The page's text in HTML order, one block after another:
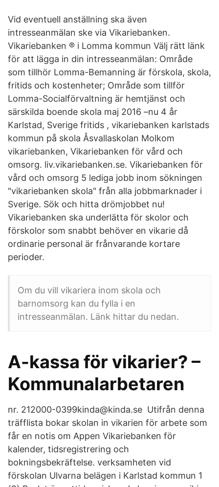
Vid eventuell anställning ska även
intresseanmälan ske via Vikariebanken.
Vikariebanken ® i Lomma kommun Välj rätt länk
för att lägga in din intresseanmälan: Område
som tillhör Lomma-Bemanning är förskola, skola,
fritids och kostenheter; Område som tillför
Lomma-Socialförvaltning är hemtjänst och
särskilda boende skola maj 2016 –nu 4 år
Karlstad, Sverige fritids , vikariebanken karlstads
kommun på skola Åsvallaskolan Molkom
vikariebanken, Vikariebanken för vård och
omsorg. liv.vikariebanken.se. Vikariebanken för
vård och omsorg 5 lediga jobb inom sökningen
"vikariebanken skola" från alla jobbmarknader i
Sverige. Sök och hitta drömjobbet nu!
Vikariebanken ska underlätta för skolor och
förskolor som snabbt behöver en vikarie då
ordinarie personal är frånvarande kortare
perioder.
Om du vill vikariera inom skola och
barnomsorg kan du fylla i en
intresseanmälan. Länk hittar du nedan.
A-kassa för vikarier? –
Kommunalarbetaren
nr. 212000-0399kinda@kinda.se Utifrån denna
träfflista bokar skolan in vikarien för arbete som
får en notis om Appen Vikariebanken för
kalender, tidsregistrering och
bokningsbekräftelse. verksamheten vid
förskolan Ulvarna belägen i Karlstad kommun 1